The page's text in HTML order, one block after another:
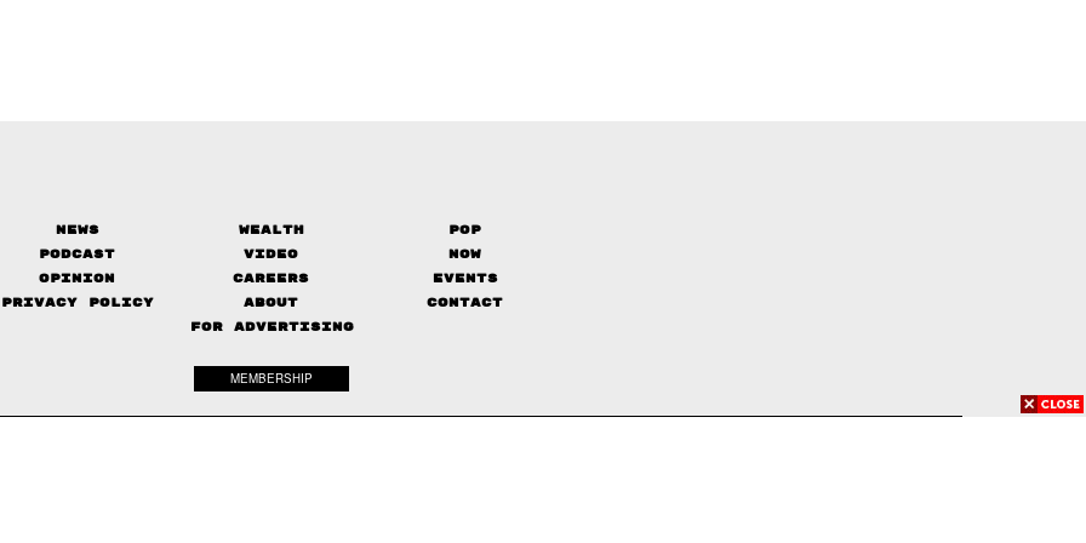
News Wealth
Pop
Podcast
Video
Now
Opinion
Careers
Events
Privacy Policy
About
Contact
FOR ADVERTISING
MEMBERSHIP